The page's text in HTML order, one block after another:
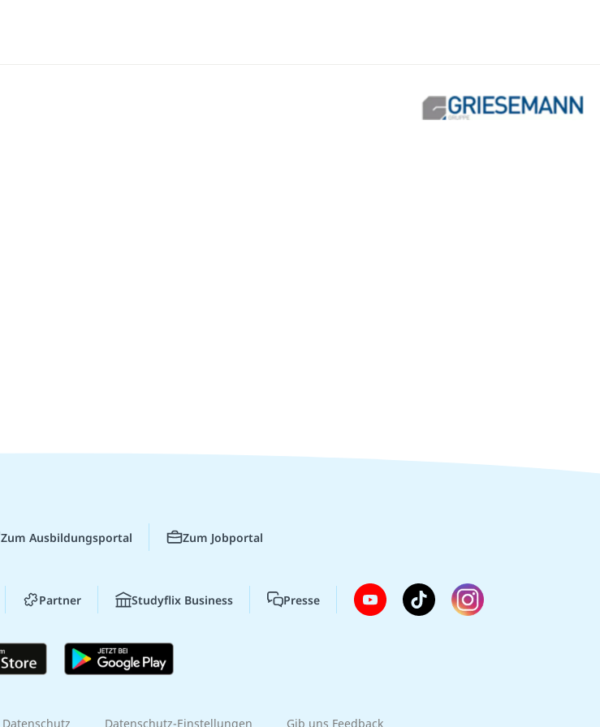
Zum Ausbildungsportal Zum Jobportal
Partner Studyflix Business Presse
Datenschutz Datenschutz-Einstellungen Gib uns Feedback